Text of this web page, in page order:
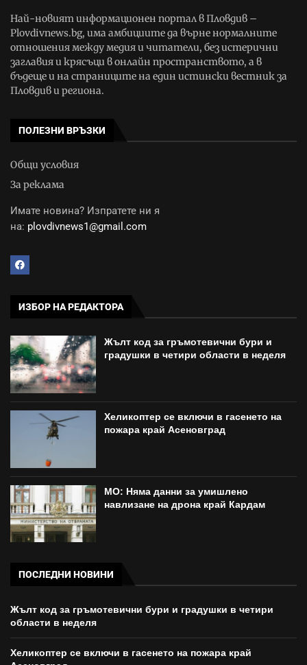
Най-новият информационен портал в Пловдив –
Plovdivnews.bg, има амбициите да върне нормалните
отношения между медия и читатели, без истерични
заглавия и крясъци в онлайн пространството, а в
бъдеще и на страниците на един истински вестник за
Пловдив и региона.
ПОЛЕЗНИ ВРЪЗКИ
Общи условия
За реклама
Имате новина? Изпратете ни я
на: plovdivnews1@gmail.com
ИЗБОР НА РЕДАКТОРА
Жълт код за гръмотевични бури и
градушки в четири области в неделя
Хеликоптер се включи в гасенето на
пожара край Асеновград
МО: Няма данни за умишлено
навлизане на дрона край Кардам
ПОСЛЕДНИ НОВИНИ
Жълт код за гръмотевични бури и градушки в четири
области в неделя
Хеликоптер се включи в гасенето на пожара край